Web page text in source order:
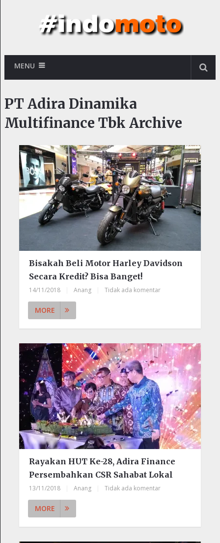
MENU
PT Adira Dinamika
Multifinance Tbk Archive
Bisakah Beli Motor Harley Davidson
Secara Kredit? Bisa Banget!
14/11/2018 Anang Tidak ada komentar
MORE
Rayakan HUT Ke-28, Adira Finance
Persembahkan CSR Sahabat Lokal
13/11/2018 Anang Tidak ada komentar
MORE